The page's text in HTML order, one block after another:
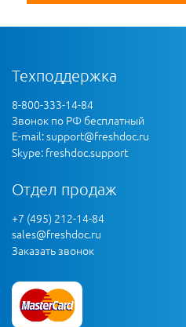
Техподдержка
8-800-333-14-84
Звонок по РФ бесплатный
E-mail:support@freshdoc.ru
Skype: freshdoc.support
Отдел продаж
+7 (495) 212-14-84
sales@freshdoc.ru
Заказать звонок